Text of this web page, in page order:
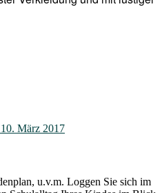
März 2017
u.v.m. Loggen Sie sich im